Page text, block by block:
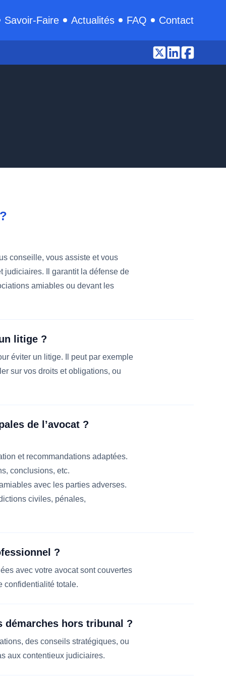
Savoir-Faire Actualités FAQ Contact
conseille, vous assiste et vous
judiciaires. Il garantit la défense de
amiables ou devant les
litige ?
éviter un litige. Il peut par exemple
sur vos droits et obligations, ou
de l’avocat ?
et recommandations adaptées.
conclusions, etc.
avec les parties adverses.
civiles, pénales,
?
avec votre avocat sont couvertes
confidentialité totale.
démarches hors tribunal ?
des conseils stratégiques, ou
aux contentieux judiciaires.